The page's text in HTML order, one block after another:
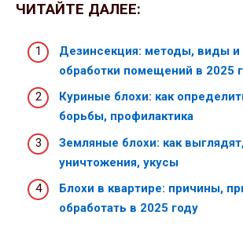
ЧИТАЙТЕ ДАЛЕЕ:
Дезинсекция: методы, виды и
обработки помещений в 2025
Куриные блохи: как
борьбы, профилактика
Земляные блохи: как
уничтожения, укусы
Блохи в квартире: причины,
обработать в 2025 году